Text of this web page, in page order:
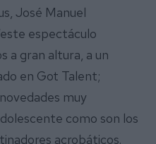
José Manuel
espectáculo
a gran altura, a un
en Got Talent;
muy
como son los
acrobáticos.